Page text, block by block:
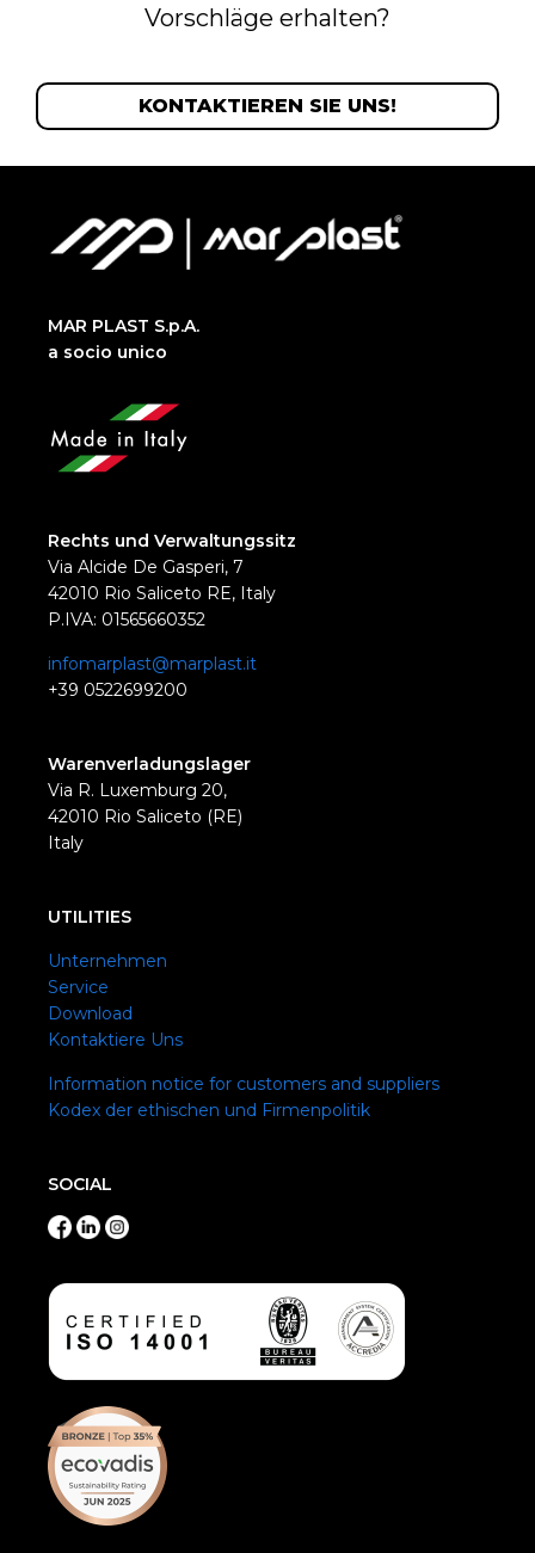
Vorschläge erhalten?
KONTAKTIEREN SIE UNS!
MAR PLAST S.p.A.
a socio unico
Rechts und Verwaltungssitz
Via Alcide De Gasperi, 7
42010 Rio Saliceto RE, Italy
P.IVA: 01565660352
infomarplast@marplast.it
+39 0522699200
Warenverladungslager
Via R. Luxemburg 20,
42010 Rio Saliceto (RE)
Italy
UTILITIES
Unternehmen
Service
Download
Kontaktiere Uns
Information notice for customers and suppliers
Kodex der ethischen und Firmenpolitik
SOCIAL